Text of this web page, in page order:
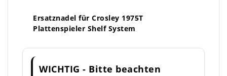
Ersatznadel für Crosley 1975T
Plattenspieler Shelf System
WICHTIG - Bitte beachten